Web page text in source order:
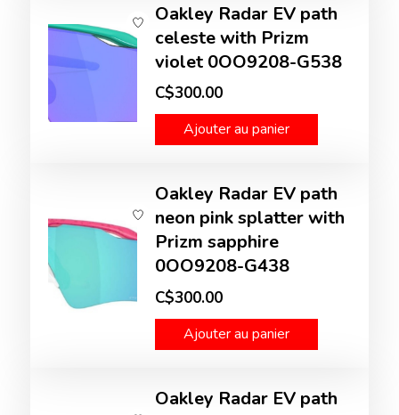
Oakley Radar EV path
celeste with Prizm
violet 0OO9208-G538
C$300.00
Ajouter au panier
Oakley Radar EV path
neon pink splatter with
Prizm sapphire
0OO9208-G438
C$300.00
Ajouter au panier
Oakley Radar EV path